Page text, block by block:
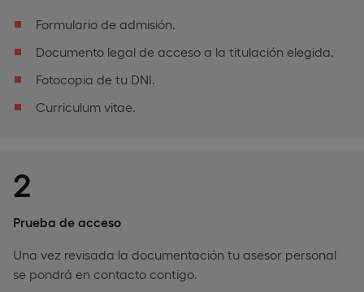
Formulario de admisión.
Documento legal de acceso a la titulación elegida.
Fotocopia de tu DNI.
Curriculum vitae.
2
Prueba de acceso
Una vez revisada la documentación tu asesor personal
se pondrá en contacto contigo.